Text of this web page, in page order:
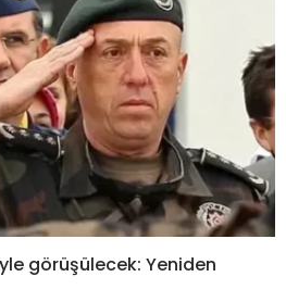
görüşülecek: Yeniden